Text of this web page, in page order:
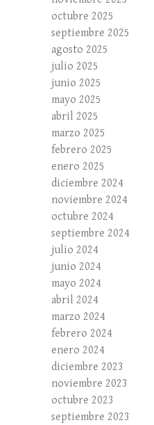
octubre 2025
septiembre 2025
agosto 2025
julio 2025
junio 2025
mayo 2025
abril 2025
marzo 2025
febrero 2025
enero 2025
diciembre 2024
noviembre 2024
octubre 2024
septiembre 2024
julio 2024
junio 2024
mayo 2024
abril 2024
marzo 2024
febrero 2024
enero 2024
diciembre 2023
noviembre 2023
octubre 2023
septiembre 2023